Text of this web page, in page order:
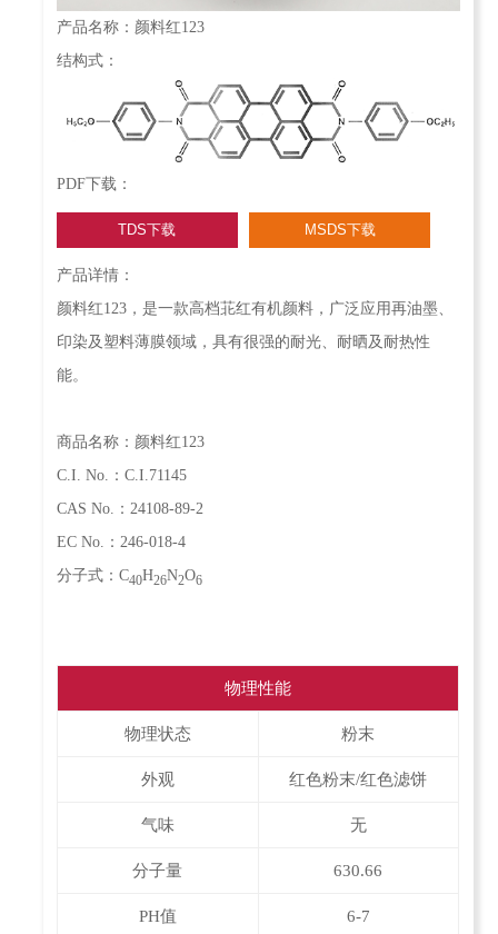
产品名称：颜料红123
结构式：
PDF下载：
TDS下载 MSDS下载
产品详情：
颜料红123，是一款高档苝红有机颜料，广泛应用再油墨、
印染及塑料薄膜领域，具有很强的耐光、耐晒及耐热性
能。
商品名称：颜料红123
C.I. No.：C.I.71145
CAS No.：24108-89-2
EC No.：246-018-4
分子式：C40H26N2O6
物理性能
物理状态 粉末
外观 红色粉末/红色滤饼
气味 无
分子量 630.66
PH值 6-7